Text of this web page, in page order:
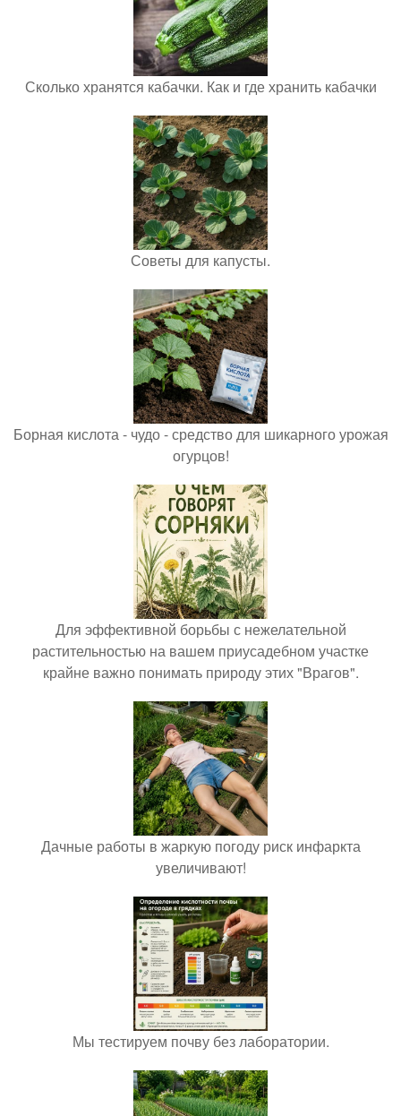
Сколько хранятся кабачки. Как и где хранить кабачки
Советы для капусты.
Борная кислота - чудо - средство для шикарного урожая
огурцов!
Для эффективной борьбы с нежелательной
растительностью на вашем приусадебном участке
крайне важно понимать природу этих "Врагов".
Дачные работы в жаркую погоду риск инфаркта
увеличивают!
Мы тестируем почву без лаборатории.